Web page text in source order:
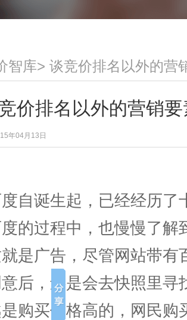
智库> 谈竞价排名以外的营
价排名以外的营销要
年04月13日
自诞生起，已经经历了
的过程中，也慢慢了解
就是广告，尽管网站带
后，还是会去快照里寻
购买价格高的，网民